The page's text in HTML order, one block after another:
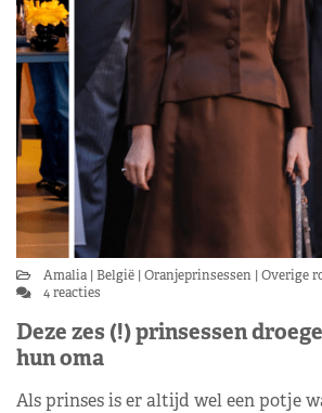
Amalia België Oranjeprinsessen Overige
4 reacties
Deze zes (!) prinsessen
hun oma
Als prinses is er altijd wel een potje